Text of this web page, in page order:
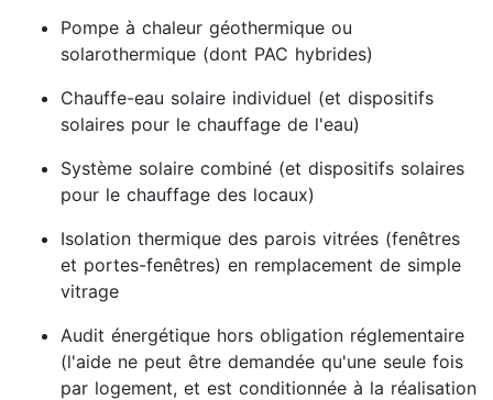
Pompe à chaleur géothermique ou
solarothermique (dont PAC hybrides)
Chauffe-eau solaire individuel (et dispositifs
solaires pour le chauffage de l'eau)
Système solaire combiné (et dispositifs solaires
pour le chauffage des locaux)
Isolation thermique des parois vitrées (fenêtres
et portes-fenêtres) en remplacement de simple
vitrage
Audit énergétique hors obligation réglementaire
(l'aide ne peut être demandée qu'une seule fois
par logement, et est conditionnée à la réalisation